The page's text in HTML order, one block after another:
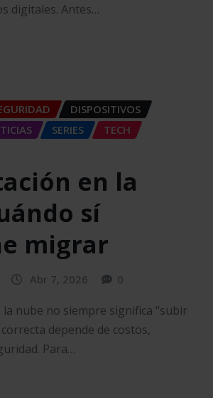
digitales. Antes…
DISPOSITIVOS
SERIES
TECH
en la
sí
migrar
Abr 7, 2026 0
nube no siempre significa “subir
depende de costos,
Para…